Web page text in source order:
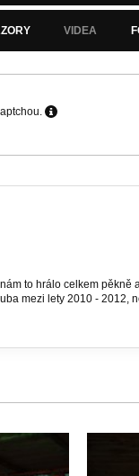
VIDEA
to hrálo celkem pěkně
mezi lety 2010 - 2012,